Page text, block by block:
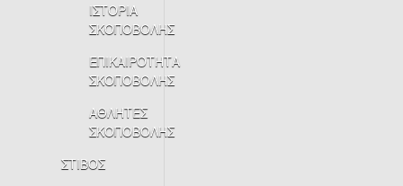
ΙΣΤΟΡΙΑ
ΣΚΟΠΟΒΟΛΗΣ
ΕΠΙΚΑΙΡΟΤΗΤΑ
ΣΚΟΠΟΒΟΛΗΣ
ΑΘΛΗΤΕΣ
ΣΚΟΠΟΒΟΛΗΣ
ΣΤΙΒΟΣ